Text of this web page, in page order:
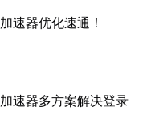
速器优化速通！
速器多方案解决登录